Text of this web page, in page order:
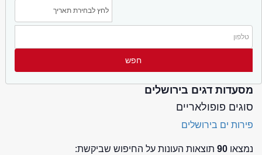
מסעדות דגים בירושלים
סוגים פופולאריים
פירות ים בירושלים
נמצאו 90 תוצאות העונות על החיפוש שביקשת: